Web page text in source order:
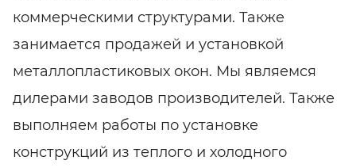
коммерческими структурами. Также
занимается продажей и установкой
металлопластиковых окон. Мы являемся
дилерами заводов производителей. Также
выполняем работы по установке
конструкций из теплого и холодного